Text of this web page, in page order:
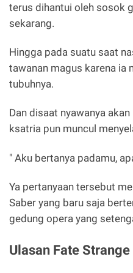
terus dihantui oleh sosok
sekarang.
Hingga pada suatu saat
tawanan magus karena ia
tubuhnya.
Dan disaat nyawanya
ksatria pun muncul
" Aku bertanya padamu,
Ya pertanyaan tersebut
Saber yang baru saja
gedung opera yang
Ulasan Fate